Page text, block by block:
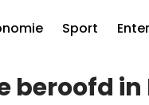
Sport
beroofd in